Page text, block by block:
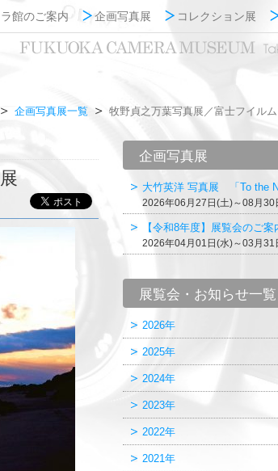
館のご案内 企画写真展 コレクション展
企画写真展一覧 牧野貞之万葉写真展／富士フイル
企画写真展
大竹英洋 写真展 「To the
2026年06月27日(土)～08月30
【令和8年度】展覧会のご案
2026年04月01日(水)～03月31
展覧会・お知らせ一覧
2026年
2025年
2024年
2023年
2022年
2021年